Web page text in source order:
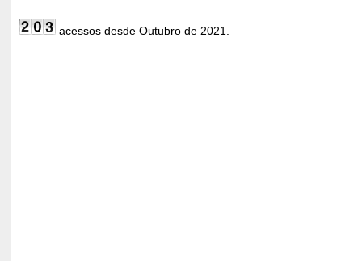
acessos desde Outubro de 2021.